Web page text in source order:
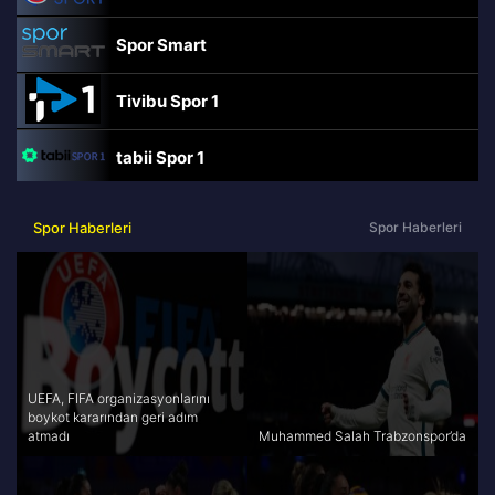
Spor Smart
Tivibu Spor 1
tabii Spor 1
tabii Spor
A Spor
Tivibu Spor
Spor Haberleri Spor Haberleri
UEFA, FIFA organizasyonlarını
boykot kararından geri adım
atmadı
Muhammed Salah Trabzonspor’da